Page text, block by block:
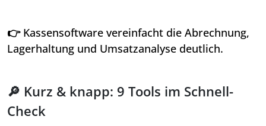
👉 Kassensoftware vereinfacht die Abrechnung,
Lagerhaltung und Umsatzanalyse deutlich.
🔎 Kurz & knapp: 9 Tools im Schnell-
Check